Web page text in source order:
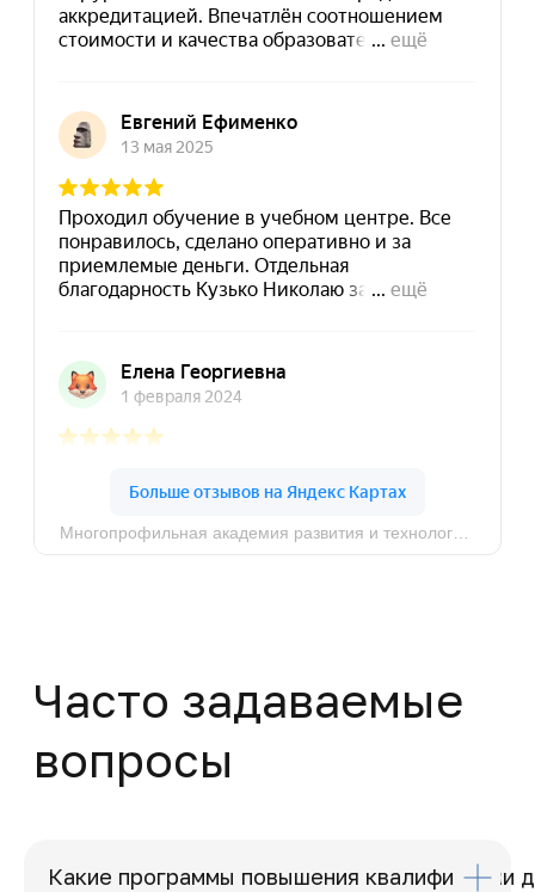
Какие программы повышения квалификации
Город Москва, ул. Кусковская, д. 20А
8 (495) 532-73-24
© MAPT, 2025
Политика конфиденциальности